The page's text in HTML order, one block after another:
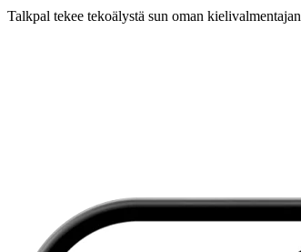
Talkpal tekee tekoälystä sun oman kielivalmentajan